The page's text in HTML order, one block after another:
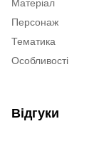
Матеріал
Персонаж
Тематика
Особливості
Відгуки